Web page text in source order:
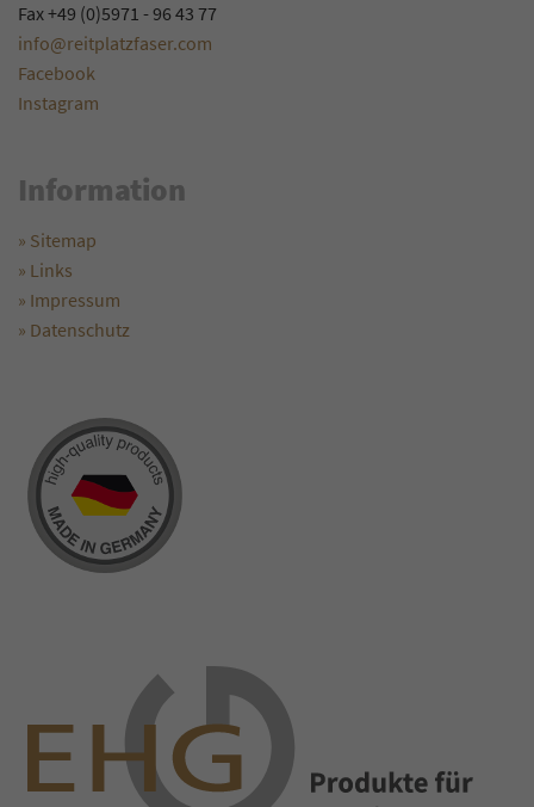
Fax +49 (0)5971 - 96 43 77
info@reitplatzfaser.com
Facebook
Instagram
Information
» Sitemap
» Links
» Impressum
» Datenschutz